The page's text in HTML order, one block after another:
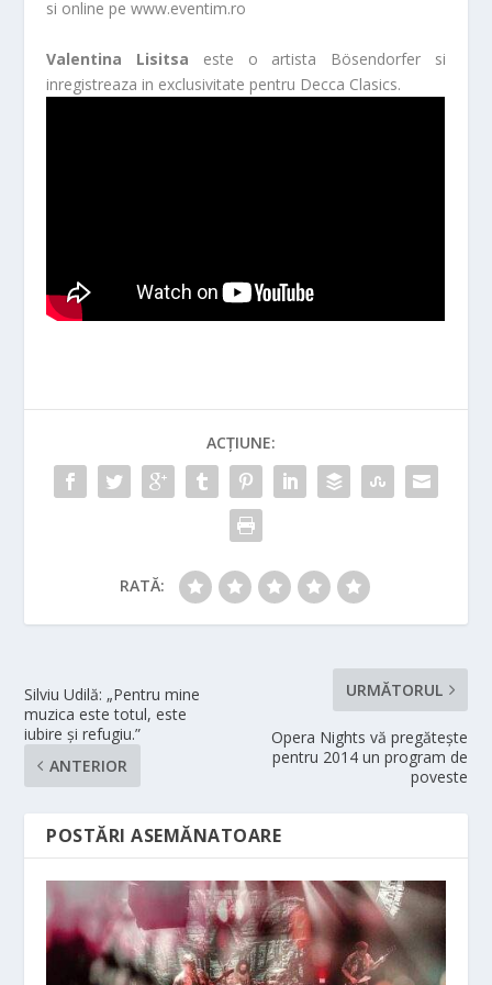
si online pe www.eventim.ro
Valentina Lisitsa este o artista Bösendorfer si
inregistreaza in exclusivitate pentru Decca Clasics.
ACȚIUNE:
RATĂ:
Silviu Udilă: „Pentru mine
muzica este totul, este
iubire și refugiu.”
ANTERIOR
URMĂTORUL
Opera Nights vă pregătește
pentru 2014 un program de
poveste
POSTĂRI ASEMĂNATOARE